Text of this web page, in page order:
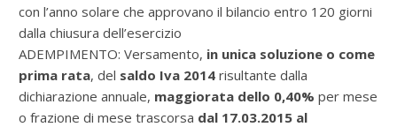
con l’anno solare che approvano il bilancio entro 120 giorni
dalla chiusura dell’esercizio
ADEMPIMENTO: Versamento, in unica soluzione o come
prima rata, del saldo Iva 2014 risultante dalla
dichiarazione annuale, maggiorata dello 0,40% per mese
o frazione di mese trascorsa dal 17.03.2015 al